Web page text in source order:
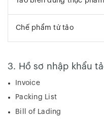
Chế phẩm từ tảo
3. Hồ sơ nhập khẩu
Invoice
Packing List
Bill of Lading